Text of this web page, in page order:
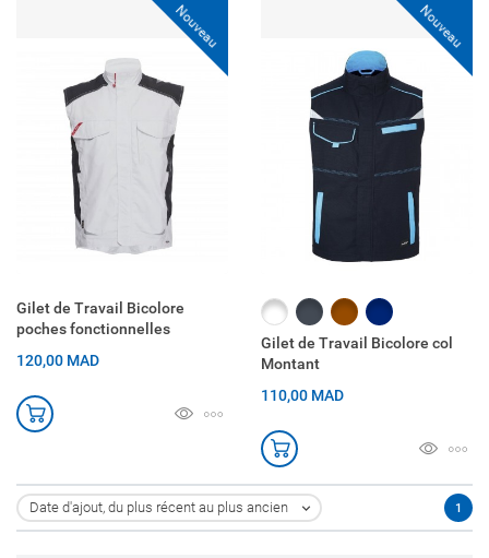
Nouveau
Gilet de Travail Bicolore
poches fonctionnelles
120,00 MAD
Nouveau
BlancNoir Marronmarine
Gilet de Travail Bicolore col
Montant
110,00 MAD
Date d'ajout, du plus récent au plus ancien  1